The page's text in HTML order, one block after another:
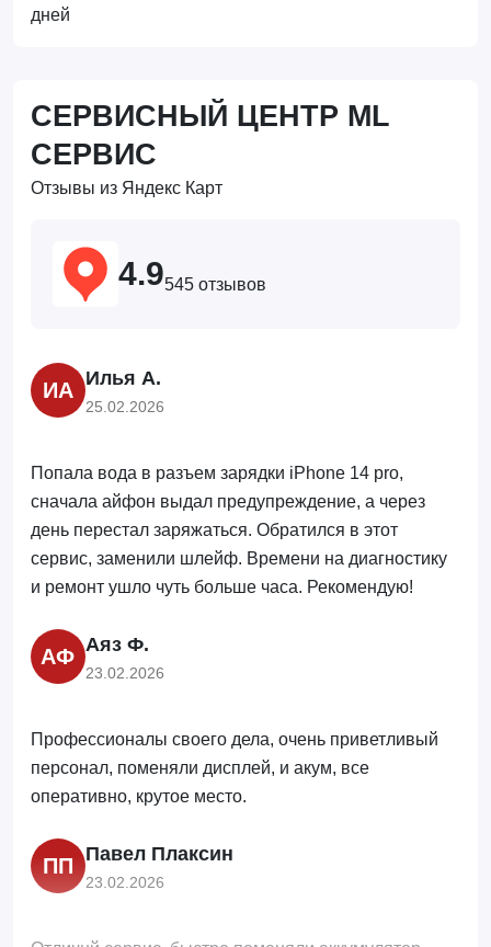
дней
СЕРВИСНЫЙ ЦЕНТР ML
СЕРВИС
Отзывы из Яндекс Карт
4.9545 отзывов
ИА Илья А.
25.02.2026
Попала вода в разъем зарядки iPhone 14 pro,
сначала айфон выдал предупреждение, а через
день перестал заряжаться. Обратился в этот
сервис, заменили шлейф. Времени на диагностику
и ремонт ушло чуть больше часа. Рекомендую!
АФ Аяз Ф.
23.02.2026
Профессионалы своего дела, очень приветливый
персонал, поменяли дисплей, и акум, все
оперативно, крутое место.
ПП Павел Плаксин
23.02.2026